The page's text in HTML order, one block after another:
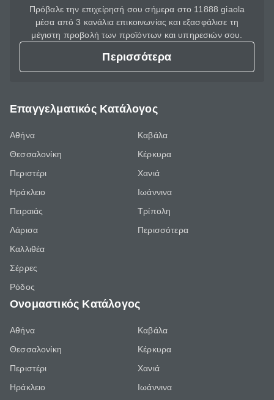
Πρόβαλε την επιχείρησή σου σήμερα στο 11888 giaola
μέσα από 3 κανάλια επικοινωνίας και εξασφάλισε τη
μέγιστη προβολή των προϊόντων και υπηρεσιών σου.
Περισσότερα
Επαγγελματικός Κατάλογος
Αθήνα
Θεσσαλονίκη
Περιστέρι
Ηράκλειο
Πειραιάς
Λάρισα
Καλλιθέα
Σέρρες
Ρόδος
Καβάλα
Κέρκυρα
Χανιά
Ιωάννινα
Τρίπολη
Περισσότερα
Ονομαστικός Κατάλογος
Αθήνα
Θεσσαλονίκη
Περιστέρι
Ηράκλειο
Καβάλα
Κέρκυρα
Χανιά
Ιωάννινα